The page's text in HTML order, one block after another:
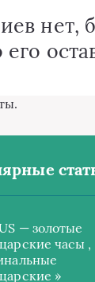
нет,
— золотые
часы ,
»